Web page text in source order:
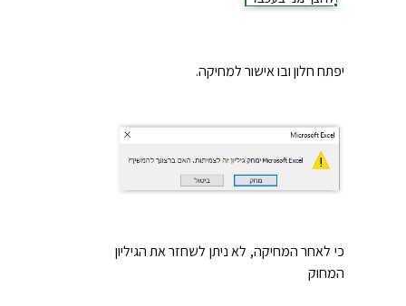
יפתח חלון ובו אישור למחיקה.
כי לאחר המחיקה, לא ניתן לשחזר את הגיליון
המחוק